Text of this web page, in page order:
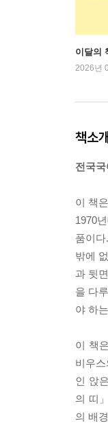
이달의
2026년
책소
전국
이 책
1970
품이
밖에
과 뒷
을 다
야 하
이 책
비우
인 앉
의 띠
의 배